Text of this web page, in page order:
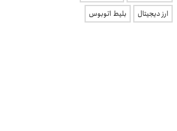
ارز دیجیتال
بلیط اتوبوس